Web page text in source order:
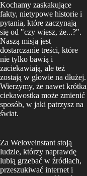
Kochamy zaskakujące
fakty, nietypowe historie i
pytania, które zaczynają
się od "czy wiesz, że...?".
Naszą misją jest
dostarczanie treści, które
nie tylko bawią i
zaciekawiają, ale też
zostają w głowie na dłużej.
Wierzymy, że nawet krótka
ciekawostka może zmienić
sposób, w jaki patrzysz na
świat.
Za Weloveinstant stoją
ludzie, którzy naprawdę
lubią grzebać w źródłach,
przeszukiwać internet i